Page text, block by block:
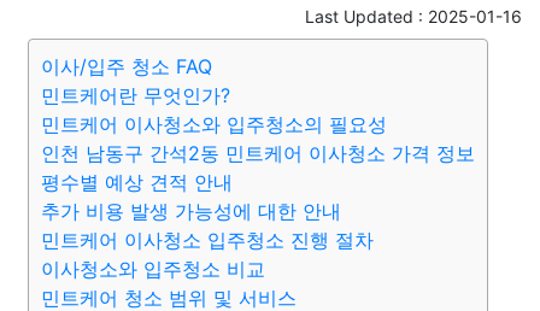
Last Updated : 2025-01-16
이사/입주 청소 FAQ
민트케어란 무엇인가?
민트케어 이사청소와 입주청소의 필요성
인천 남동구 간석2동 민트케어 이사청소 가격 정보
평수별 예상 견적 안내
추가 비용 발생 가능성에 대한 안내
민트케어 이사청소 입주청소 진행 절차
이사청소와 입주청소 비교
민트케어 청소 범위 및 서비스